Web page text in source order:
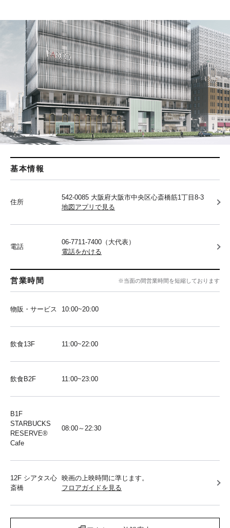
基本情報
住所
542-0085 大阪府大阪市中央区心斎橋筋1丁目8-3
地図アプリで見る
電話
06-7711-7400（大代表）
電話をかける
営業時間 ※当面の間営業時間を短縮しております
物販・サービス 10:00~20:00
飲食13F 11:00~22:00
飲食B2F 11:00~23:00
B1F
STARBUCKS
RESERVE®︎
Cafe
08:00～22:30
12F シアタス心
斎橋
映画の上映時間に準じます。
フロアガイドを見る